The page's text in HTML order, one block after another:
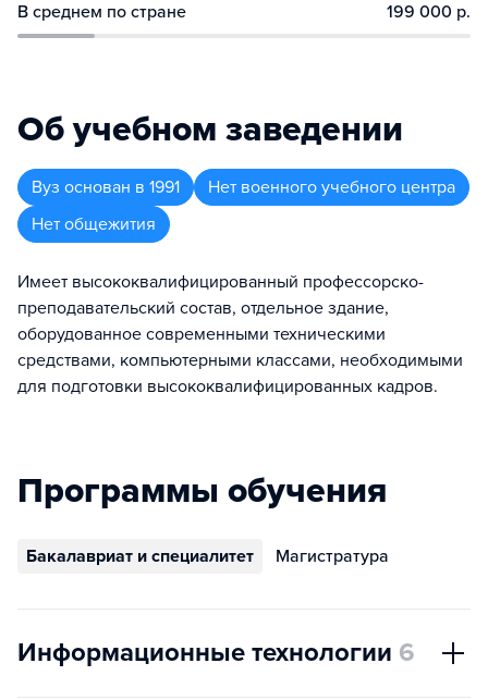
В среднем по стране 199 000 р.
Об учебном заведении
Вуз основан в 1991
Нет военного учебного центра
Нет общежития
Имеет высококвалифицированный профессорско-
преподавательский состав, отдельное здание,
оборудованное современными техническими
средствами, компьютерными классами, необходимыми
для подготовки высококвалифицированных кадров.
Программы обучения
Бакалавриат и специалитет Магистратура
Информационные технологии 6